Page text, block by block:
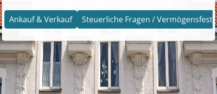
Ankauf & Verkauf Steuerliche Fragen /